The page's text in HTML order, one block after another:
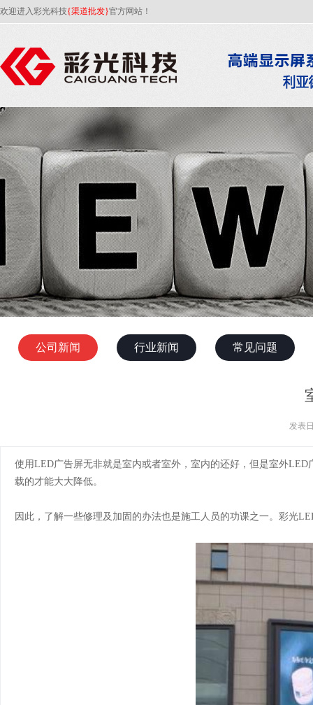
欢迎进入彩光科技{渠道批发}官方网站！
公司新闻 行业新闻 常见问题
发表
使用LED广告屏无非就是室内或者室外，室内的还好，但是室外
载的才能大大降低。
因此，了解一些修理及加固的办法也是施工人员的功课之一。彩光